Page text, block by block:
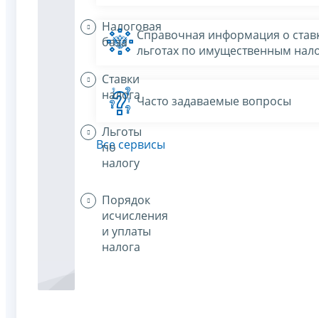
Налоговая
база
Ставки
налога
Льготы
по
налогу
Порядок
исчисления
и уплаты
налога
Справочная информация о
льготах по имущественным
Часто задаваемые вопросы
Все сервисы